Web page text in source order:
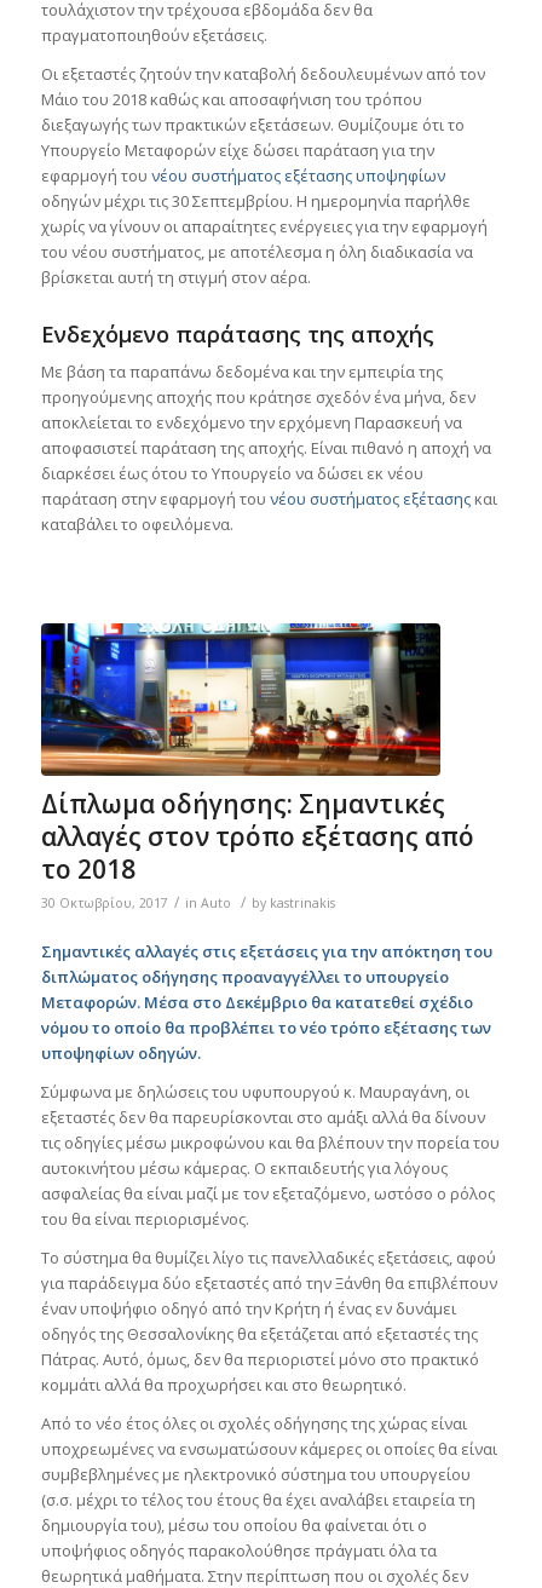
τουλάχιστον την τρέχουσα εβδομάδα δεν θα
πραγματοποιηθούν εξετάσεις.
Οι εξεταστές ζητούν την καταβολή δεδουλευμένων από τον
Μάιο του 2018 καθώς και αποσαφήνιση του τρόπου
διεξαγωγής των πρακτικών εξετάσεων. Θυμίζουμε ότι το
Υπουργείο Μεταφορών είχε δώσει παράταση για την
εφαρμογή του νέου συστήματος εξέτασης υποψηφίων
οδηγών μέχρι τις 30 Σεπτεμβρίου. Η ημερομηνία παρήλθε
χωρίς να γίνουν οι απαραίτητες ενέργειες για την εφαρμογή
του νέου συστήματος, με αποτέλεσμα η όλη διαδικασία να
βρίσκεται αυτή τη στιγμή στον αέρα.
Ενδεχόμενο παράτασης της αποχής
Με βάση τα παραπάνω δεδομένα και την εμπειρία της
προηγούμενης αποχής που κράτησε σχεδόν ένα μήνα, δεν
αποκλείεται το ενδεχόμενο την ερχόμενη Παρασκευή να
αποφασιστεί παράταση της αποχής. Είναι πιθανό η αποχή να
διαρκέσει έως ότου το Υπουργείο να δώσει εκ νέου
παράταση στην εφαρμογή του νέου συστήματος εξέτασηςκαι
καταβάλει το οφειλόμενα.
Δίπλωμα οδήγησης: Σημαντικές
αλλαγές στον τρόπο εξέτασης από
το 2018
30 Οκτωβρίου, 2017 / in Auto / by kastrinakis
Σημαντικές αλλαγές στις εξετάσεις για την απόκτηση του
διπλώματος οδήγησης προαναγγέλλει το υπουργείο
Μεταφορών. Μέσα στο Δεκέμβριο θα κατατεθεί σχέδιο
νόμου το οποίο θα προβλέπει το νέο τρόπο εξέτασης των
υποψηφίων οδηγών.
Σύμφωνα με δηλώσεις του υφυπουργού κ. Μαυραγάνη, οι
εξεταστές δεν θα παρευρίσκονται στο αμάξι αλλά θα δίνουν
τις οδηγίες μέσω μικροφώνου και θα βλέπουν την πορεία του
αυτοκινήτου μέσω κάμερας. Ο εκπαιδευτής για λόγους
ασφαλείας θα είναι μαζί με τον εξεταζόμενο, ωστόσο ο ρόλος
του θα είναι περιορισμένος.
Το σύστημα θα θυμίζει λίγο τις πανελλαδικές εξετάσεις, αφού
για παράδειγμα δύο εξεταστές από την Ξάνθη θα επιβλέπουν
έναν υποψήφιο οδηγό από την Κρήτη ή ένας εν δυνάμει
οδηγός της Θεσσαλονίκης θα εξετάζεται από εξεταστές της
Πάτρας. Αυτό, όμως, δεν θα περιοριστεί μόνο στο πρακτικό
κομμάτι αλλά θα προχωρήσει και στο θεωρητικό.
Από το νέο έτος όλες οι σχολές οδήγησης της χώρας είναι
υποχρεωμένες να ενσωματώσουν κάμερες οι οποίες θα είναι
συμβεβλημένες με ηλεκτρονικό σύστημα του υπουργείου
(σ.σ. μέχρι το τέλος του έτους θα έχει αναλάβει εταιρεία τη
δημιουργία του), μέσω του οποίου θα φαίνεται ότι ο
υποψήφιος οδηγός παρακολούθησε πράγματι όλα τα
θεωρητικά μαθήματα. Στην περίπτωση που οι σχολές δεν